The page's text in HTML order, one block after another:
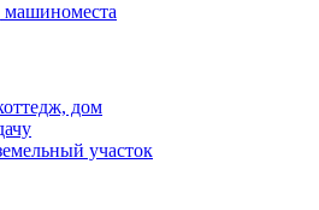
дом
участок